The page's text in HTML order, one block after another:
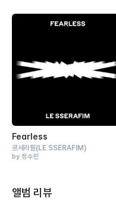
Fearless
르세라핌(LE SSERAFIM)
by 정수민
앨범 리뷰